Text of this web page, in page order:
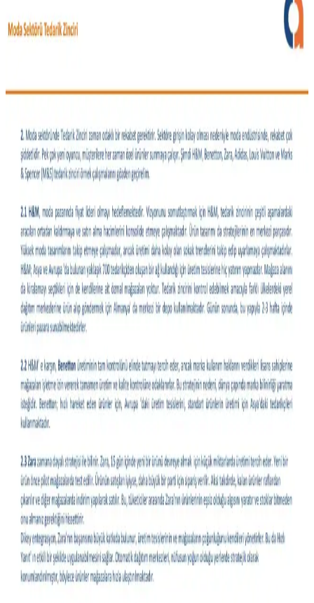
Moda sektöründe beden uyumu, malzeme kalitesi ve tasarım
açısından aranan ancak nadiren bulunan giyim ürünleri tüketiciler
Vücut Tipine ve İhtiyaçlara Göre Günlük Stil ve
Moda seçimleri vücut tipi, bütçe ve yaşam tarzına göre değişir.
Pantolon kesimleri, iş kıyafetleri, özel gün kombinleri ve malzeme
tercihleriyle ilgili detaylı öneriler sunulmaktadır.
Gündelik Kullanım İçin Hafif Ceket Modelleri ve
Stil Önerileri
Gündelik kombinlere uygun hafif ceket modelleri, kumaş çeşitleri ve
stil önerileri detaylıca ele alınıyor. Kullanıcı deneyimleri ve marka
önerileriyle fonksiyonel ve şık seçimler sunuluyor.
Moda ve Stil Soruları: İade Süreçleri, Stil Önerileri
ve Doğal Malzeme Arayışı
Moda ve stil alanında iade süreçleri, özel etkinlik kıyafetleri, doğal
malzeme arayışı ve vücut tipine uygun giyim önerileri detaylı şekilde
Kel Erkekler İçin İş Kıyafetleriyle Uyumlu Şapka
Seçenekleri ve Kullanım İpuçları
Kel erkeklerin iş kıyafetleriyle uyumlu şapka seçimi, mevsim, ortam
ve konfor faktörleri göz önünde bulundurularak yapılmalıdır.
Kıyafetlerde Yazı Kullanımı: Moda, Anlam ve İfade
Aracı Olarak Yazılı Tasarımlar
Kıyafetlerde yazı kullanımı, sadece estetik değil, sosyal ve kişisel
mesajlar taşıyan önemli bir moda unsuru olarak öne çıkıyor.
Tasarımlar, mizah, protesto ve kültürel ifadelerle zenginleşiyor.
Slim Taper ve Geniş Paça Kot Pantolonların Vücut
Tipine ve Stile Göre Seçimi